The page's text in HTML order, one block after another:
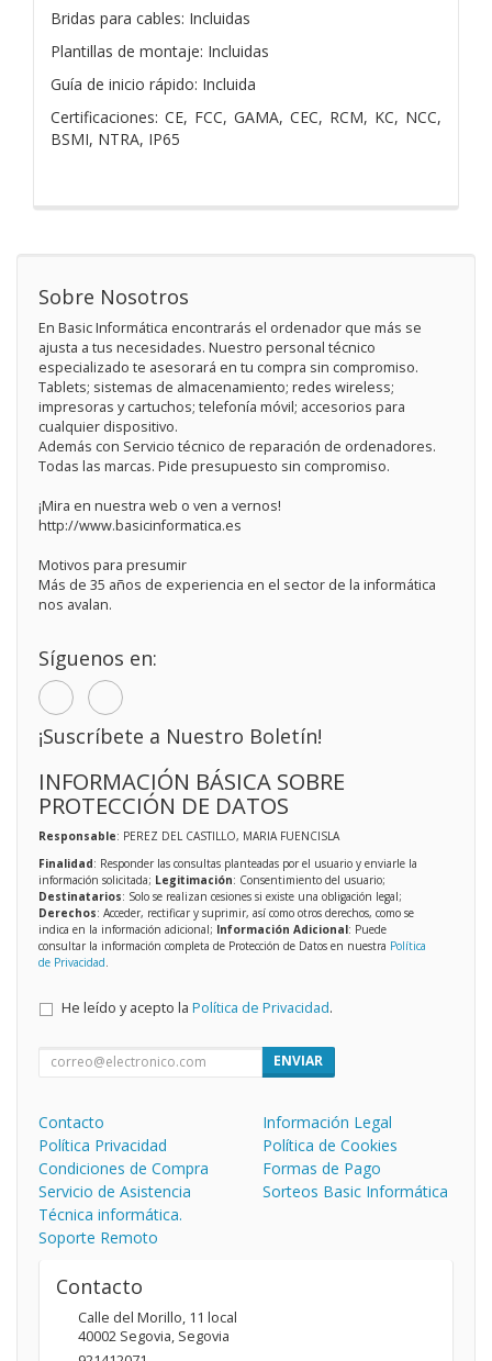
Bridas para cables: Incluidas
Plantillas de montaje: Incluidas
Guía de inicio rápido: Incluida
Certificaciones: CE, FCC, GAMA, CEC, RCM, KC, NCC,
BSMI, NTRA, IP65
Sobre Nosotros
En Basic Informática encontrarás el ordenador que más se
ajusta a tus necesidades. Nuestro personal técnico
especializado te asesorará en tu compra sin compromiso.
Tablets; sistemas de almacenamiento; redes wireless;
impresoras y cartuchos; telefonía móvil; accesorios para
cualquier dispositivo.
Además con Servicio técnico de reparación de ordenadores.
Todas las marcas. Pide presupuesto sin compromiso.
¡Mira en nuestra web o ven a vernos!
http://www.basicinformatica.es
Motivos para presumir
Más de 35 años de experiencia en el sector de la informática
nos avalan.
Síguenos en:
¡Suscríbete a Nuestro Boletín!
INFORMACIÓN BÁSICA SOBRE
PROTECCIÓN DE DATOS
Responsable: PEREZ DEL CASTILLO, MARIA FUENCISLA
Finalidad: Responder las consultas planteadas por el usuario y enviarle la
información solicitada; Legitimación: Consentimiento del usuario;
Destinatarios: Solo se realizan cesiones si existe una obligación legal;
Derechos: Acceder, rectificar y suprimir, así como otros derechos, como se
indica en la información adicional; Información Adicional: Puede
consultar la información completa de Protección de Datos en nuestra Política
de Privacidad
He leído y acepto la Política de Privacidad.
ENVIAR
Contacto
Información Legal
Política Privacidad
Política de Cookies
Condiciones de Compra
Formas de Pago
Servicio de Asistencia
Técnica informática.
Soporte Remoto
Sorteos Basic Informática
Contacto
Calle del Morillo, 11 local
40002 Segovia, Segovia